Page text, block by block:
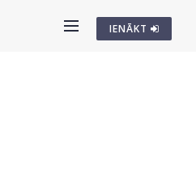
IENĀKT